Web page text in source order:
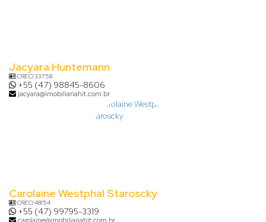
Jacyara Huntemann
CRECI33758
+55 (47) 98845-8606
jacyara@imobiliariahit.com.br
Carolaine Westphal Staroscky
CRECI48154
+55 (47) 99795-3319